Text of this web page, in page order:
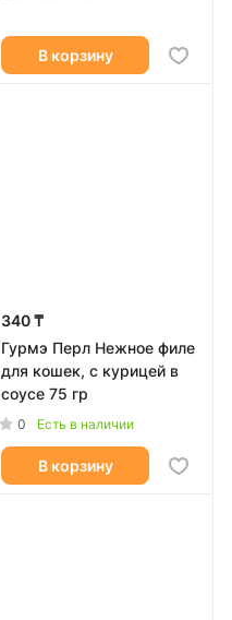
В корзину
340 ₸
Гурмэ Перл Нежное филе
для кошек, с курицей в
соусе 75 гр
0 Есть в наличии
В корзину